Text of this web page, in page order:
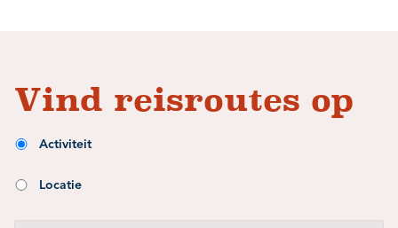
Vind reisroutes op
Activiteit
Locatie